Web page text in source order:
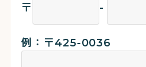
〒 -
例：〒425-0036